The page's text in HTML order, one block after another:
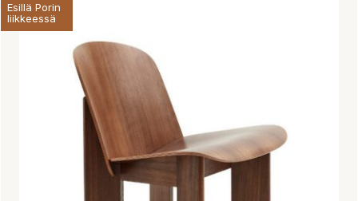
Esillä Porin
liikkeessä